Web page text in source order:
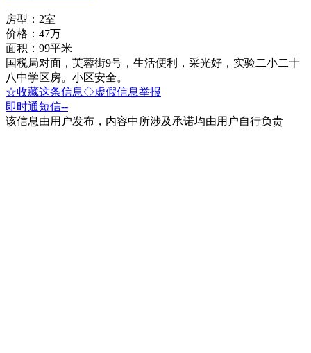
房型：2室
价格：47万
面积：99平米
国税局对面，芙蓉街9号，生活便利，采光好，实验二小二十
八中学区房。小区安全。
☆收藏这条信息◇虚假信息举报
即时通短信--
该信息由用户发布，内容中所涉及承诺均由用户自行负责